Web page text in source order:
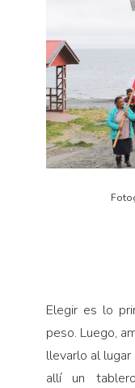
Elegir es lo
peso. Luego,
llevarlo al
allí un